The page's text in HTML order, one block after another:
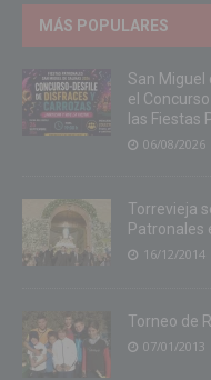
MÁS POPULARES
San Miguel
el
las Fiestas
06/08/2026
Torrevieja
Patronales
16/12/2014
Torneo de
07/01/2013